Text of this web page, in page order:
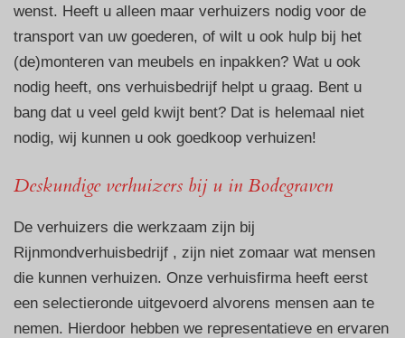
wenst. Heeft u alleen maar verhuizers nodig voor de
transport van uw goederen, of wilt u ook hulp bij het
(de)monteren van meubels en inpakken? Wat u ook
nodig heeft, ons verhuisbedrijf helpt u graag. Bent u
bang dat u veel geld kwijt bent? Dat is helemaal niet
nodig, wij kunnen u ook goedkoop verhuizen!
Deskundige verhuizers bij u in Bodegraven
De verhuizers die werkzaam zijn bij
Rijnmondverhuisbedrijf , zijn niet zomaar wat mensen
die kunnen verhuizen. Onze verhuisfirma heeft eerst
een selectieronde uitgevoerd alvorens mensen aan te
nemen. Hierdoor hebben we representatieve en ervaren